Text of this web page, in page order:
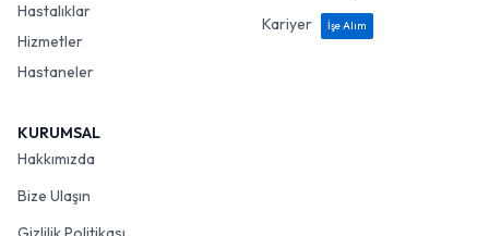
Hastalıklar
Hizmetler
Hastaneler
Kariyer
İşe Alım
KURUMSAL
Hakkımızda
Bize Ulaşın